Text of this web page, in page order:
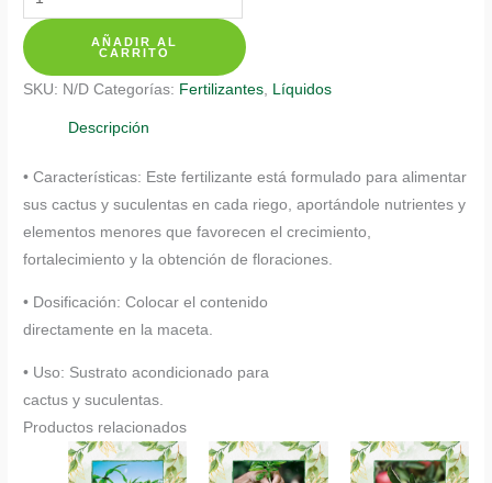
De
Cactus
y
Suculentas
cantidad
AÑADIR AL
CARRITO
SKU: N/D Categorías: Fertilizantes Líquidos
Descripción
• Características: Este fertilizante está formulado para alimentar
sus cactus y suculentas en cada riego, aportándole nutrientes y
elementos menores que favorecen el crecimiento,
fortalecimiento y la obtención de floraciones.
• Dosificación: Colocar el contenido
directamente en la maceta.
• Uso: Sustrato acondicionado para
cactus y suculentas.
Productos relacionados